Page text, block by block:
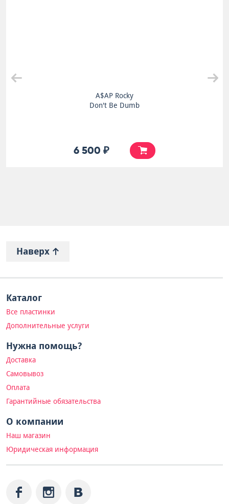
A$AP Rocky
Don't Be Dumb
6 500 ₽
Наверх
Каталог
Все пластинки
Дополнительные услуги
Нужна помощь?
Доставка
Самовывоз
Оплата
Гарантийные обязательства
О компании
Наш магазин
Юридическая информация